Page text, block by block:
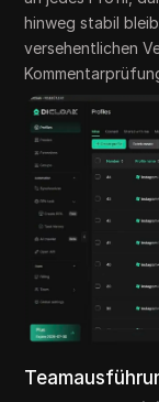
hinweg stabil
versehentlichen